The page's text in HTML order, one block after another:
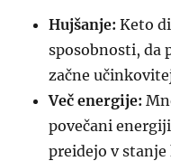
Hujšanje: Keto
sposobnosti, da
začne
Več energije:
povečani
preidejo v stanje